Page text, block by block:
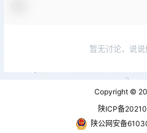
暂无讨论，说
Copyright ©
陕ICP备
陕公网安备